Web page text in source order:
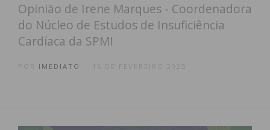
Opinião de Irene Marques - Coordenadora
do Núcleo de Estudos de Insuficiência
Cardíaca da SPMI
IMEDIATO